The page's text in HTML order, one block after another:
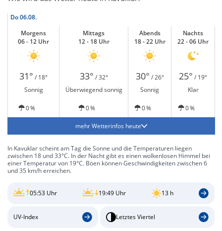
Do06.08.
Morgens
06 - 12 Uhr
Mittags
12 - 18 Uhr
Abends
18 - 22 Uhr
Nachts
22 - 06 Uhr
31° / 18° 33° / 32° 30° / 26° 25° / 19°
Sonnig
Überwiegend sonnig Sonnig Klar
0 % 0 % 0 % 0 %
mehr Wetterinfos heute
In Kavuklar scheint am Tag die Sonne und die Temperaturen liegen
zwischen 18 und 33°C. In der Nacht gibt es einen wolkenlosen Himmel bei
einer Temperatur von 19°C. Böen können Geschwindigkeiten zwischen 6
und 35 km/h erreichen.
05:53 Uhr 19:49 Uhr 13 h
UV-Index Letztes Viertel